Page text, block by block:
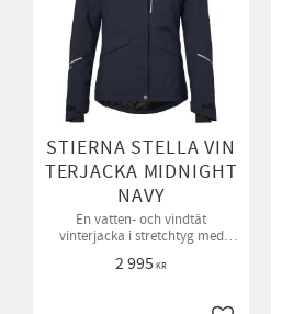
STIERNA STELLA VIN
TERJACKA MIDNIGHT
NAVY
En vatten- och vindtät
vinterjacka i stretchtyg med
2 995 KR